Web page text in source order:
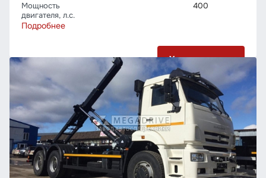
Мощность
двигателя, л.с.
400
Подробнее
Узнать цену